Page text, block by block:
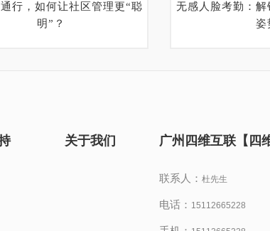
行，如何让社区管理更“聪
明”？
无感人脸考勤：
姿
关于我们 广州四维互联【四
联系人： 杜先生
电话： 15112665228